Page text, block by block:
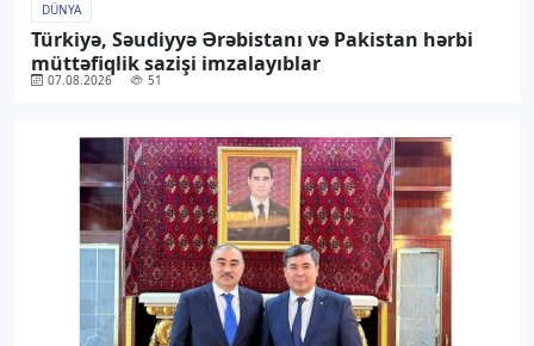
DÜNYA
Türkiyə, Səudiyyə Ərəbistanı və Pakistan hərbi
müttəfiqlik sazişi imzalayıblar
07.08.2026 51